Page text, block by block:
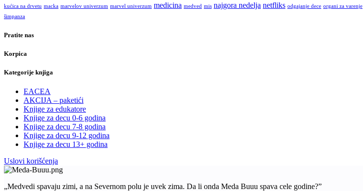
kućica na drvetu macka marvelov univerzum marvel univerzum medicina medved mis najgora nedelja netfliks odgajanje dece organi za varenje
šimpanza
Pratite nas
Korpica
Kategorije knjiga
EACEA
AKCIJA – paketići
Knjige za edukatore
Knjige za decu 0-6 godina
Knjige za decu 7-8 godina
Knjige za decu 9-12 godina
Knjige za decu 13+ godina
Uslovi korišćenja
„Medvedi spavaju zimi, a na Severnom polu je uvek zima. Da li onda Meda Buuu spava cele godine?”